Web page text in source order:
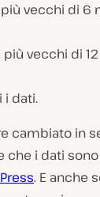
vecchi di 6
più vecchi di
i dati.
cambiato in
che i dati
. E anche